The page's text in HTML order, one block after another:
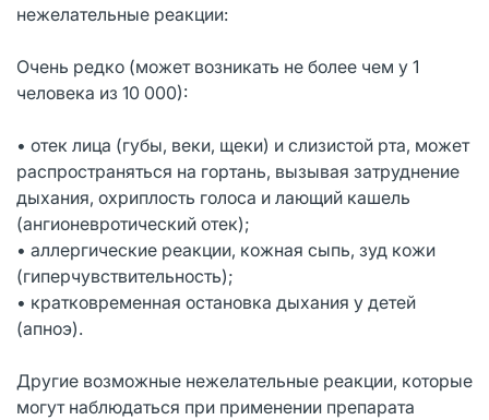
нежелательные реакции:
Очень редко (может возникать не более чем у 1
человека из 10 000):
• отек лица (губы, веки, щеки) и слизистой рта, может
распространяться на гортань, вызывая затруднение
дыхания, охриплость голоса и лающий кашель
(ангионевротический отек);
• аллергические реакции, кожная сыпь, зуд кожи
(гиперчувствительность);
• кратковременная остановка дыхания у детей
(апноэ).
Другие возможные нежелательные реакции, которые
могут наблюдаться при применении препарата